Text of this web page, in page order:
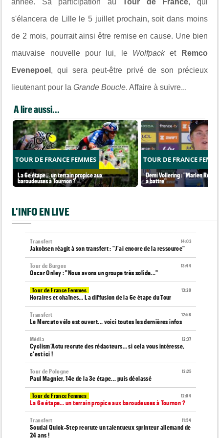
s'élancera de Lille le 5 juillet prochain, soit dans moins
de 2 mois, pourrait ainsi être remise en cause. Une bien
mauvaise nouvelle pour lui, le Wolfpacket Remco
Evenepoel , qui sera peut-être privé de son précieux
lieutenant pour laGrande Boucle. Affaire à suivre...
A lire aussi...
TOUR DE FRANCE FEMMES
La 6e étape… un terrain propice aux
baroudeuses à Tournon ?
TOUR DE FRANCE
Demi Vollering : "Marlen
à battre"
L'INFO EN LIVE
14:03
Transfert
Jakobsen réagit à son transfert : "J'ai encore de la ressource"
13:44
Tour de Burgos
Oscar Onley : "Nous avons un groupe très solide..."
13:20
Tour de France Femmes
Horaires et chaînes… La diffusion de la 6e étape du Tour
12:58
Transfert
Le Mercato vélo est ouvert... voici toutes les dernières infos
12:37
Média
Cyclism’Actu recrute des rédacteurs… si cela vous intéresse,
c'est ici !
12:25
Tour de Pologne
Paul Magnier, 14e de la 3e étape... puis déclassé
12:04
Tour de France Femmes
La 6e étape… un terrain propice aux baroudeuses à Tournon ?
11:54
Transfert
Soudal Quick-Step recrute un talentueux sprinteur allemand de
24 ans !